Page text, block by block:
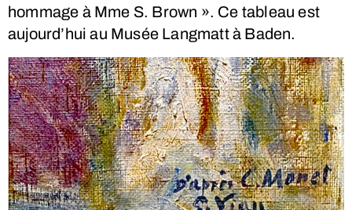
hommage à Mme S. Brown ». Ce tableau est
aujourd’hui au Musée Langmatt à Baden.